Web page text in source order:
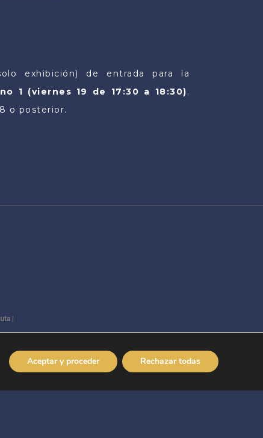
exhibición) de entrada para la
1 (viernes 19 de 17:30 a 18:30).
o posterior.
|
Aceptar y proceder Rechazar todas